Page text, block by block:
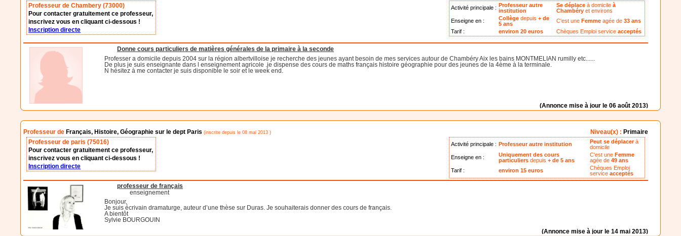
Activité principale : Professeur autre
institution
Se déplaceà domicileà
Chambéry et environs
Enseigne en :
Collège depuis+ de
5 ans
C'est uneFemme agée de33 ans
Tarif :
environ 20 euros Chèques Emploi serviceacceptés
Professeur de Chambery (73000)
Pour contacter gratuitement ce professeur,
inscrivez vous en cliquant ci-dessous !
Inscription directe
Donne cours particuliers de matières générales de la primaire à la seconde
Professer a domicile depuis 2004 sur la région albertvilloise je recherche des jeunes ayant besoin de mes services autour de Chambéry Aix les bains MONTMELIAN rumilly etc......
De plus je suis enseignante dans l enseignement agricole .je dispense des cours de maths français histoire géographie pour des jeunes de la 4ème à la terminale.
N hésitez à me contacter je suis disponible le soir et le week end.
(Annonce mise à jour le 06 août 2013)
Professeur de Français, Histoire, Géographie sur le dept Paris (inscrite depuis le 08 mai 2013 ) Niveau(x) : Primaire
Activité principale : Professeur autre institution Peut se déplacerà
domicile
Enseigne en :
Uniquement des cours
particuliers depuis+ de 5 ans
C'est une Femme
agée de49 ans
Tarif :
environ 15 euros
Chèques Emploi
serviceacceptés
Professeur de paris (75016)
Pour contacter gratuitement ce professeur,
inscrivez vous en cliquant ci-dessous !
Inscription directe
professeur de français
enseignement
Bonjour,
Je suis écrivain dramaturge, auteur d’une thèse sur Duras. Je souhaiterais donner des cours de français.
A bientôt
Sylvie BOURGOUIN
(Annonce mise à jour le 14 mai 2013)